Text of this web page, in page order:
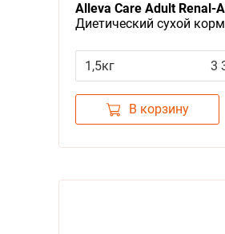
Alleva Care Adult Renal-
Диетический сухой
Хронической или
почечной
1,5кг 3
В корзину